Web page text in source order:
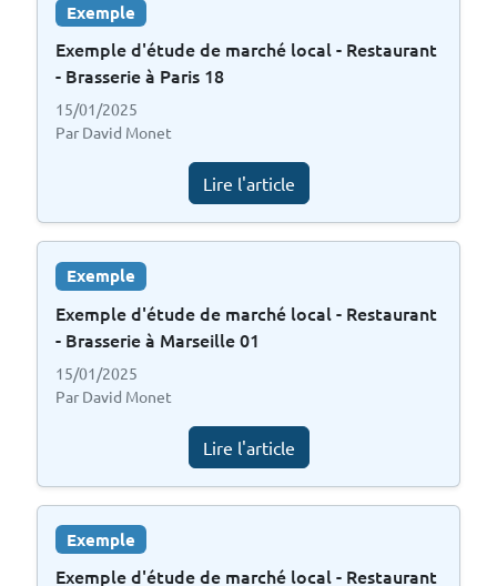
Exemple
Exemple d'étude de marché local - Restaurant
- Brasserie à Paris 18
15/01/2025
Par David Monet
Lire l'article
Exemple
Exemple d'étude de marché local - Restaurant
- Brasserie à Marseille 01
15/01/2025
Par David Monet
Lire l'article
Exemple
Exemple d'étude de marché local - Restaurant